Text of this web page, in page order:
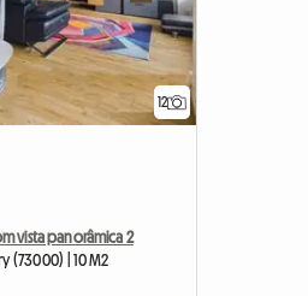
12
vista panorâmica 2
(73000) | 10 M2